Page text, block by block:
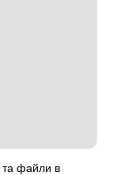
та файли в